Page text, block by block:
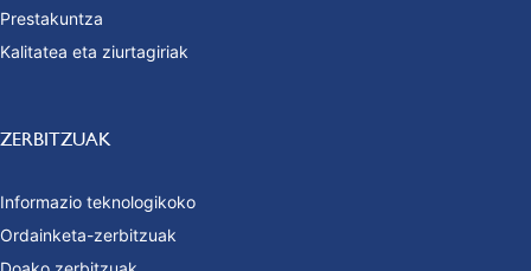
Prestakuntza
Kalitatea eta ziurtagiriak
ZERBITZUAK
Informazio teknologikoko
Ordainketa-zerbitzuak